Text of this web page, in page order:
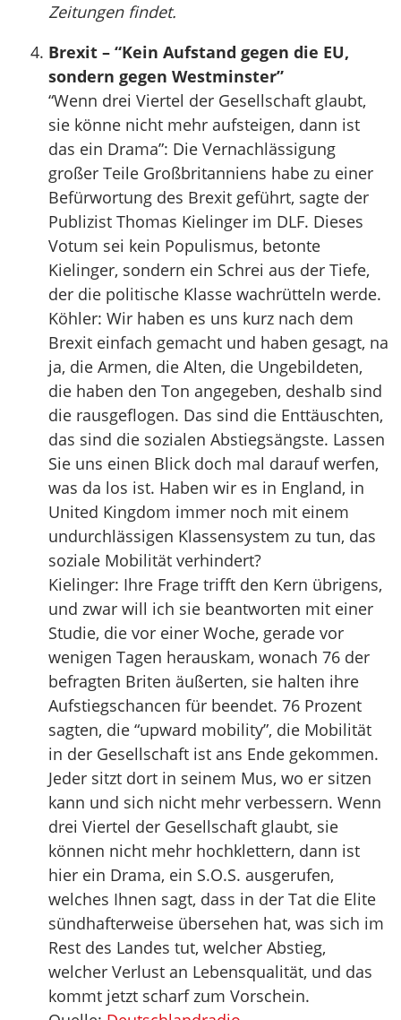
Zeitungen findet.
Brexit – “Kein Aufstand gegen die EU,
sondern gegen Westminster”
“Wenn drei Viertel der Gesellschaft glaubt,
sie könne nicht mehr aufsteigen, dann ist
das ein Drama”: Die Vernachlässigung
großer Teile Großbritanniens habe zu einer
Befürwortung des Brexit geführt, sagte der
Publizist Thomas Kielinger im DLF. Dieses
Votum sei kein Populismus, betonte
Kielinger, sondern ein Schrei aus der Tiefe,
der die politische Klasse wachrütteln werde.
Köhler: Wir haben es uns kurz nach dem
Brexit einfach gemacht und haben gesagt, na
ja, die Armen, die Alten, die Ungebildeten,
die haben den Ton angegeben, deshalb sind
die rausgeflogen. Das sind die Enttäuschten,
das sind die sozialen Abstiegsängste. Lassen
Sie uns einen Blick doch mal darauf werfen,
was da los ist. Haben wir es in England, in
United Kingdom immer noch mit einem
undurchlässigen Klassensystem zu tun, das
soziale Mobilität verhindert?
Kielinger: Ihre Frage trifft den Kern übrigens,
und zwar will ich sie beantworten mit einer
Studie, die vor einer Woche, gerade vor
wenigen Tagen herauskam, wonach 76 der
befragten Briten äußerten, sie halten ihre
Aufstiegschancen für beendet. 76 Prozent
sagten, die “upward mobility”, die Mobilität
in der Gesellschaft ist ans Ende gekommen.
Jeder sitzt dort in seinem Mus, wo er sitzen
kann und sich nicht mehr verbessern. Wenn
drei Viertel der Gesellschaft glaubt, sie
können nicht mehr hochklettern, dann ist
hier ein Drama, ein S.O.S. ausgerufen,
welches Ihnen sagt, dass in der Tat die Elite
sündhafterweise übersehen hat, was sich im
Rest des Landes tut, welcher Abstieg,
welcher Verlust an Lebensqualität, und das
kommt jetzt scharf zum Vorschein.